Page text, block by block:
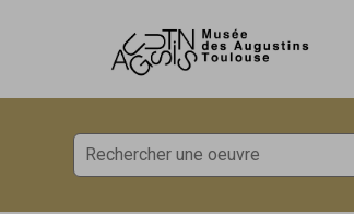
Accèder directement au contenu
Accèder directement au contenu